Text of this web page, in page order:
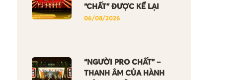
“CHẤT” ĐƯỢC KỂ LẠI
06/08/2026
“NGƯỜI PRO CHẤT” –
THANH ÂM CỦA HÀNH